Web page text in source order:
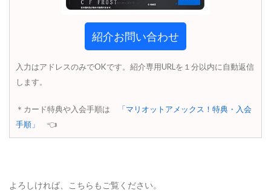
紹介お問い合わせ
入力はアドレスのみでOKです。紹介専用URLを１分以内に自動返信
します。
＊カード特典や入会手順は
「マリオットアメックス！特典・入会
手順」
👈
よろしければ、こちらもご覧ください。